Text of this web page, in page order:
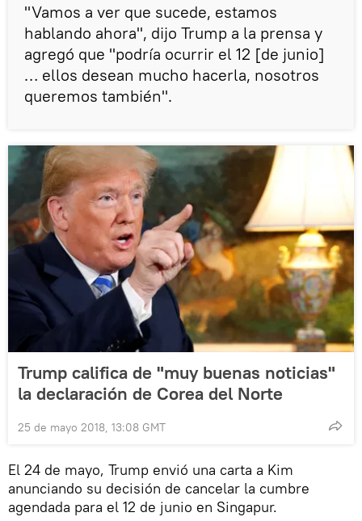
"Vamos a ver que sucede, estamos
hablando ahora", dijo Trump a la prensa y
agregó que "podría ocurrir el 12 [de junio]
… ellos desean mucho hacerla, nosotros
queremos también".
Trump califica de "muy buenas noticias"
la declaración de Corea del Norte
25 de mayo 2018, 13:08 GMT
El 24 de mayo, Trump envió una carta a Kim
anunciando su decisión de cancelar la cumbre
agendada para el 12 de junio en Singapur.